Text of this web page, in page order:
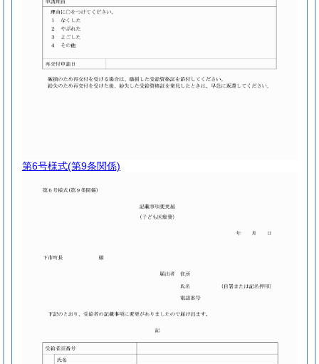
第6号様式(第9条関係)